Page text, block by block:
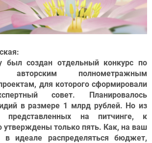
был создан отдельный конкурс по
полнометражным
для которого сформировали
совет. Планировалось
в размере 1 млрд рублей. Но из
представленных на питчинге, к
утверждены только пять. Как, на ваш
в идеале распределяться бюджет,